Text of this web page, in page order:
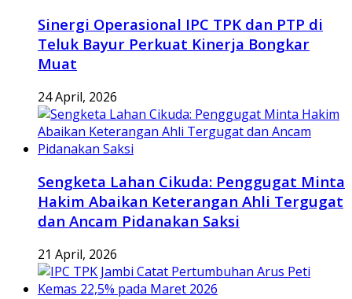
Sinergi Operasional IPC TPK dan PTP di
Teluk Bayur Perkuat Kinerja Bongkar
Muat
24 April, 2026
Sengketa Lahan Cikuda: Penggugat Minta
Hakim Abaikan Keterangan Ahli Tergugat
dan Ancam Pidanakan Saksi
21 April, 2026